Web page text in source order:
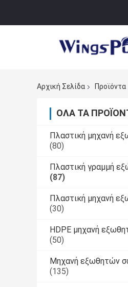
Αρχική Σελίδα Προϊόντα
ΌΛΑ ΤΑ
Πλαστική μηχανή
(80)
Πλαστική γραμμή
(87)
Πλαστική μηχανή
(30)
HDPE μηχανή
(50)
Μηχανή εξωθητών
(135)